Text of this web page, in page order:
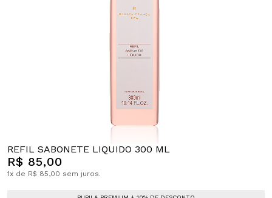
REFIL SABONETE LIQUIDO 300 ML
R$ 85,00
1x de R$ 85,00 sem juros.